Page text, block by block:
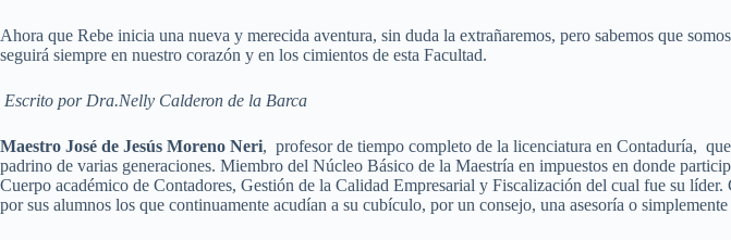
Ahora que Rebe inicia una nueva y merecida aventura, sin duda la extrañaremos, pero sabemos que
seguirá siempre en nuestro corazón y en los cimientos de esta Facultad.
Escrito por Dra.Nelly Calderon de la Barca
Maestro José de Jesús Moreno Neri, profesor de tiempo completo de la licenciatura en Contaduría,
padrino de varias generaciones. Miembro del Núcleo Básico de la Maestría en impuestos en donde
Cuerpo académico de Contadores, Gestión de la Calidad Empresarial y Fiscalización del cual fue su
por sus alumnos los que continuamente acudían a su cubículo, por un consejo, una asesoría o